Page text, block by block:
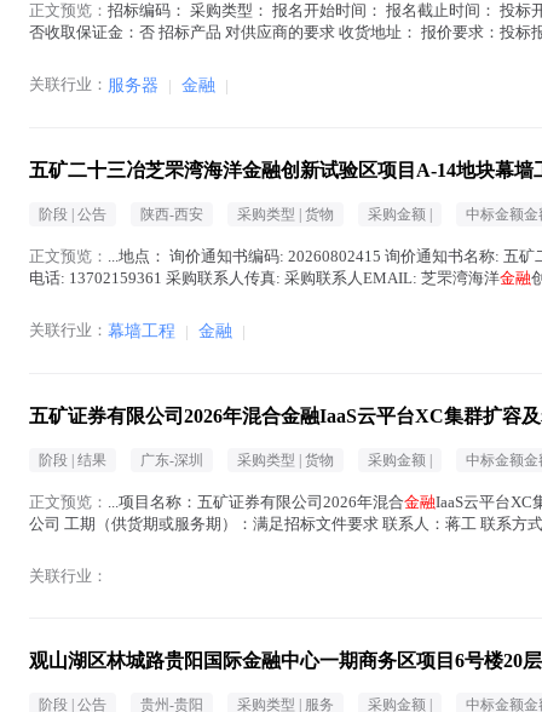
正文预览： 招标编码： 采购类型： 报名开始时间： 报名截止时间： 投
否收取保证金：否 招标产品 对供应商的要求 收货地址： 报价要求：投
关联行业： 服务器 | 金融 |
五矿二十三冶芝罘湾海洋金融创新试验区项目A-14地块幕墙
阶段 | 公告 陕西-西安 采购类型 | 货物 采购金额 | 中标金额金
正文预览： ...地点： 询价通知书编码: 20260802415 询价通知书名称: 五
电话: 13702159361 采购联系人传真: 采购联系人EMAIL: 芝罘湾海洋金融
关联行业： 幕墙工程 | 金融 |
五矿证券有限公司2026年混合金融IaaS云平台XC集群扩容
阶段 | 结果 广东-深圳 采购类型 | 货物 采购金额 | 中标金额
正文预览： ...项目名称：五矿证券有限公司2026年混合金融IaaS云平台XC
公司 工期（供货期或服务期）：满足招标文件要求 联系人：蒋工 联系方
关联行业：
观山湖区林城路贵阳国际金融中心一期商务区项目6号楼20
阶段 | 公告 贵州-贵阳 采购类型 | 服务 采购金额 | 中标金额金